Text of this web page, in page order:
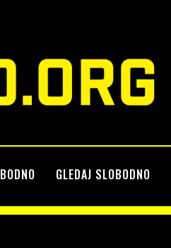
GLEDAJ SLOBODNO